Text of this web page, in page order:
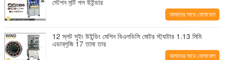
স্টেশন মুটি পল উইন্ডার
আমাদের সাথে যোগাযোগ
করুন
12 স্লট সুইং উইন্ডিং মেশিন বিএলডিসি মোটর স্ট্যাটার 1.13 মিমি
এডাব্লুজি 17 তামা তার
আমাদের সাথে যোগাযোগ